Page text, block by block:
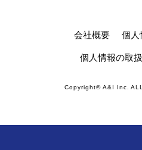
会社概要 個人
個人情報の取
Copyright© A&I Inc.